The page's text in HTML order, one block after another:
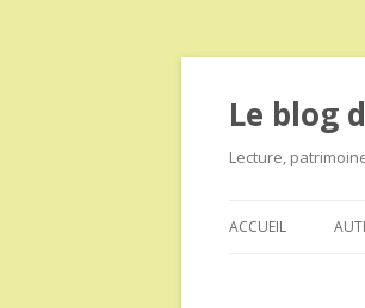
Le blog
Lecture,
ACCUEIL